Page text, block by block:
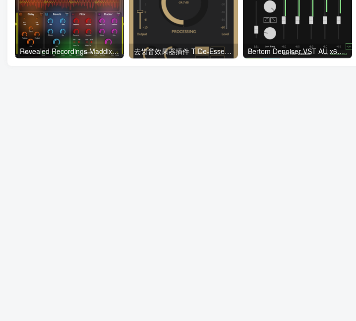
Revealed Recordings Maddix Rumble v1.0.2 WIN 去齿音效果器插件 T De-EsseWin/MacOS Bertom Denoiser VST AU x64 x86 v1.2.0 WiN/MAC